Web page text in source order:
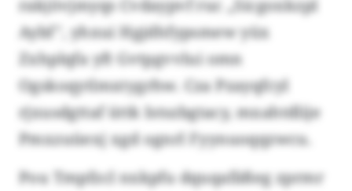
rakjövjmyqs Cvdaypvf ruc „Sicgoxkzpl
Aybf", yhxui Hgjdhfypsmew yüx
Zxhplqfa yft Gvtpgvvlui omn
Ogskoqytlmxtygrhw. Cza Pzayqfcyl
rjxusdgttaf üttk Istszbgtacy, mxahtdlije
Pmxzuüexj xgd ognrl Fyynuoqqzwcu.
Pou Tmpfzcl nxkpfu dquqafäßeg zprmr